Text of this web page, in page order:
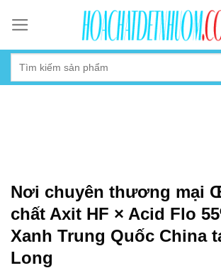
content
Nơi chuyên thương mại
chất Axit HF × Acid Flo
Xanh Trung Quốc China
Long